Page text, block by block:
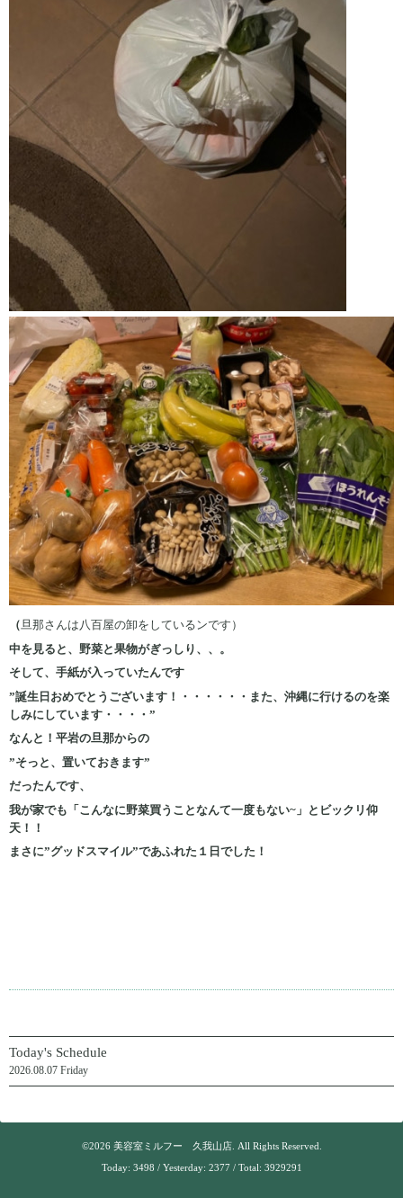
（旦那さんは八百屋の卸をしているンです）
中を見ると、野菜と果物がぎっしり、、。
そして、手紙が入っていたんです
”誕生日おめでとうございます！・・・・・・また、沖縄に行けるのを楽
しみにしています・・・・”
なんと！平岩の旦那からの
”そっと、置いておきます”
だったんです、
我が家でも「こんなに野菜買うことなんて一度もない~」とビックリ仰
天！！
まさに”グッドスマイル”であふれた１日でした！
Today's Schedule
2026.08.07 Friday
©2026 美容室ミルフー 久我山店. All Rights Reserved.
Today: 3498 / Yesterday: 2377/ Total: 3929291